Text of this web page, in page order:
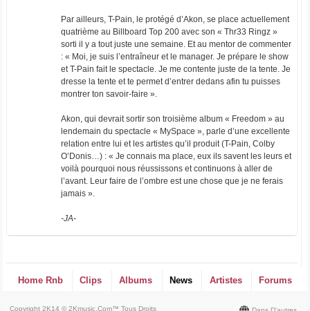
Par ailleurs, T-Pain, le protégé d’Akon, se place actuellement
quatrième au Billboard Top 200 avec son « Thr33 Ringz »
sorti il y a tout juste une semaine. Et au mentor de commenter
: « Moi, je suis l’entraîneur et le manager. Je prépare le show
et T-Pain fait le spectacle. Je me contente juste de la tente. Je
dresse la tente et te permet d’entrer dedans afin tu puisses
montrer ton savoir-faire ».
Akon, qui devrait sortir son troisième album « Freedom » au
lendemain du spectacle « MySpace », parle d’une excellente
relation entre lui et les artistes qu’il produit (T-Pain, Colby
O’Donis…) : « Je connais ma place, eux ils savent les leurs et
voilà pourquoi nous réussissons et continuons à aller de
l’avant. Leur faire de l’ombre est une chose que je ne ferais
jamais ».
-JA-
Home Rnb Clips Albums News Artistes Forums
Copyright 2K14 © 2Kmusic.com™Tous Droits